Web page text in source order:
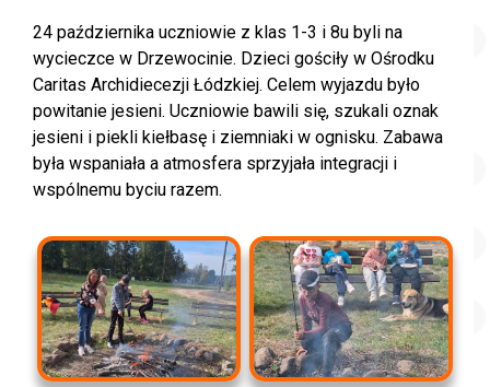
24 października uczniowie z klas 1-3 i 8u byli na
wycieczce w Drzewocinie. Dzieci gościły w Ośrodku
Caritas Archidiecezji Łódzkiej. Celem wyjazdu było
powitanie jesieni. Uczniowie bawili się, szukali oznak
jesieni i piekli kiełbasę i ziemniaki w ognisku. Zabawa
była wspaniała a atmosfera sprzyjała integracji i
wspólnemu byciu razem.